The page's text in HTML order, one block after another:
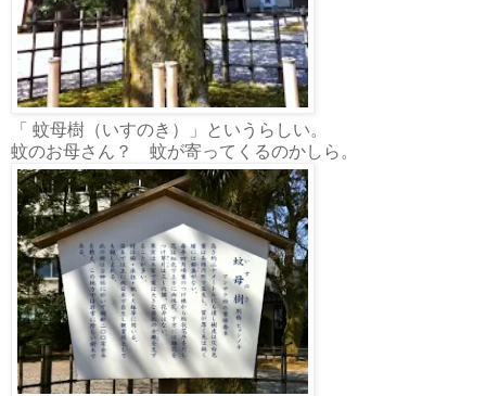
「 蚊母樹（いすのき）」というらしい。
蚊のお母さん？ 蚊が寄ってくるのかしら。